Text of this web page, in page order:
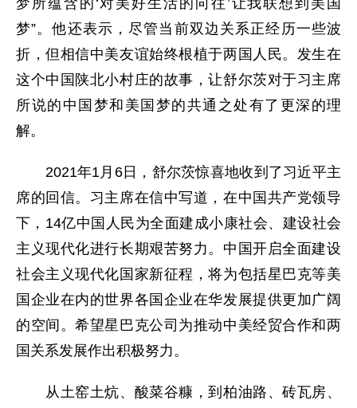
梦”。他还表示，尽管当前双边关系正经历一些波
折，但相信中美友谊始终根植于两国人民。发生在
这个中国陕北小村庄的故事，让舒尔茨对于习主席
所说的中国梦和美国梦的共通之处有了更深的理
解。
2021年1月6日，舒尔茨惊喜地收到了习近平主
席的回信。习主席在信中写道，在中国共产党领导
下，14亿中国人民为全面建成小康社会、建设社会
主义现代化进行长期艰苦努力。中国开启全面建设
社会主义现代化国家新征程，将为包括星巴克等美
国企业在内的世界各国企业在华发展提供更加广阔
的空间。希望星巴克公司为推动中美经贸合作和两
国关系发展作出积极努力。
从土窑土炕、酸菜谷糠，到柏油路、砖瓦房、